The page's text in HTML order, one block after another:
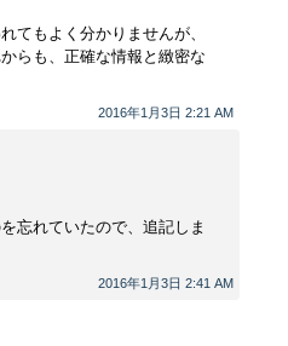
2016年1月3日 2:21 AM
てもよく分かりませんが、
らも、正確な情報と緻密な
2016年1月3日 2:41 AM
忘れていたので、追記しま